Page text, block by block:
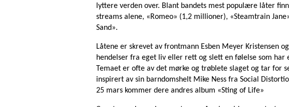
lyttere verden over. Blant bandets mest populære låter
streams alene, «Romeo» (1,2 millioner), «Steamtrain
Sand».
Låtene er skrevet av frontmann Esben Meyer Kristensen
hendelser fra eget liv eller rett og slett en følelse som har
Temaet er ofte av det mørke og trøblete slaget og tar for
inspirert av sin barndomshelt Mike Ness fra Social
25 mars kommer dere andres album «Sting of Life»